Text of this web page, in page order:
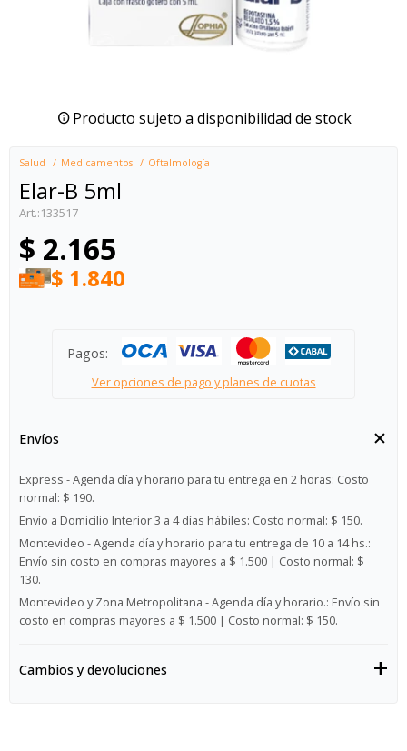
Producto sujeto a disponibilidad de stock
Salud Medicamentos Oftalmología
Elar-B 5ml
133517
$ 2.165
$ 1.840
Pagos:
Ver opciones de pago y planes de cuotas
Envíos
Express - Agenda día y horario para tu entrega en 2 horas: Costo
normal: $ 190.
Envío a Domicilio Interior 3 a 4 días hábiles: Costo normal: $ 150.
Montevideo - Agenda día y horario para tu entrega de 10 a 14 hs.:
Envío sin costo en compras mayores a $ 1.500 | Costo normal: $
130.
Montevideo y Zona Metropolitana - Agenda día y horario.: Envío sin
costo en compras mayores a $ 1.500 | Costo normal: $ 150.
Cambios y devoluciones